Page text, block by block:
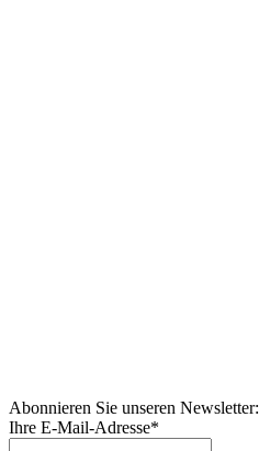
Abonnieren Sie unseren Newsletter:
Ihre E-Mail-Adresse*